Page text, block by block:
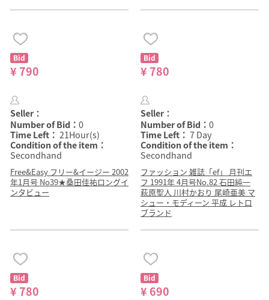
Bid
¥ 790
Seller：
Number of Bid： 0
Time Left： 21Hour(s)
Condition of the item：
Secondhand
Free&Easy フリー&イージー 2002
年1月号 No39★桑田佳祐ロングイ
ンタビュー
Bid
¥ 780
Seller：
Number of Bid： 0
Time Left： 7 Day
Condition of the item：
Secondhand
ファッション 雑誌「ef」 月刊エ
フ 1991年 4月号No.82 石田純一
萩原聖人 川村かおり 尾崎亜美 マ
シュー・モディーン 平成 レトロ
ブランド
Bid
¥ 780
Bid
¥ 690